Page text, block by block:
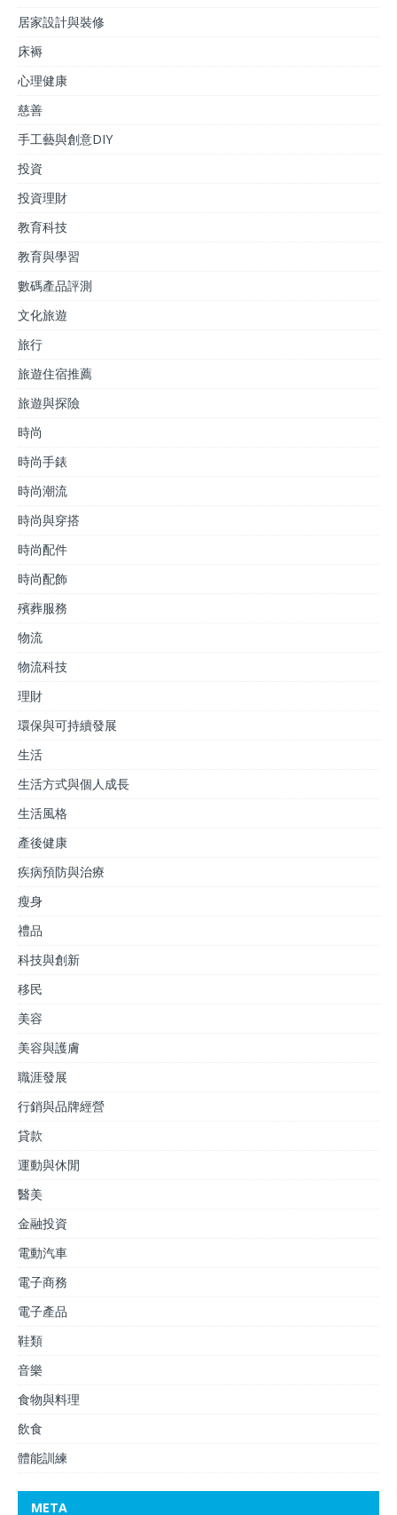
居家設計與裝修
床褥
心理健康
慈善
手工藝與創意DIY
投資
投資理財
教育科技
教育與學習
數碼產品評測
文化旅遊
旅行
旅遊住宿推薦
旅遊與探險
時尚
時尚手錶
時尚潮流
時尚與穿搭
時尚配件
時尚配飾
殯葬服務
物流
物流科技
理財
環保與可持續發展
生活
生活方式與個人成長
生活風格
產後健康
疾病預防與治療
瘦身
禮品
科技與創新
移民
美容
美容與護膚
職涯發展
行銷與品牌經營
貸款
運動與休閒
醫美
金融投資
電動汽車
電子商務
電子產品
鞋類
音樂
食物與料理
飲食
體能訓練
META